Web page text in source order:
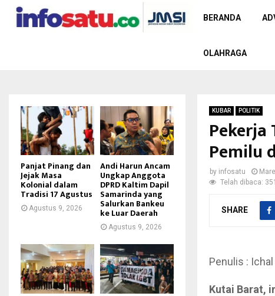
BERANDA
OLAHRAGA
KUBAR POLITIK
Pekerja
Pemilu
by infosatu
Telah dibaca:
SHARE
Penulis :
Kutai Barat,
Panjat Pinang dan
Jejak Masa
Kolonial dalam
Tradisi 17 Agustus
Agustus 9, 2026
Andi Harun Ancam
Ungkap Anggota
DPRD Kaltim Dapil
Samarinda yang
Salurkan Bankeu
ke Luar Daerah
Agustus 9, 2026